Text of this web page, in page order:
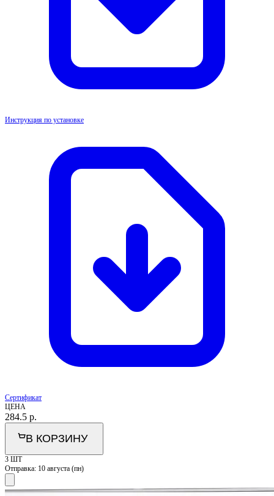
Инструкция по установке
Сертификат
ЦЕНА
284.5 р.
В КОРЗИНУ
3 ШТ
Отправка: 10 августа (пн)